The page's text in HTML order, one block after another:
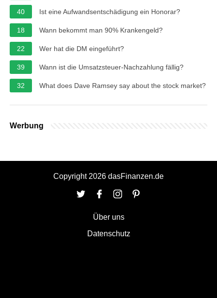
40 Ist eine Aufwandsentschädigung ein Honorar?
18 Wann bekommt man 90% Krankengeld?
22 Wer hat die DM eingeführt?
39 Wann ist die Umsatzsteuer-Nachzahlung fällig?
32 What does Dave Ramsey say about the stock market?
Werbung
Copyright 2026 dasFinanzen.de
Über uns
Datenschutz